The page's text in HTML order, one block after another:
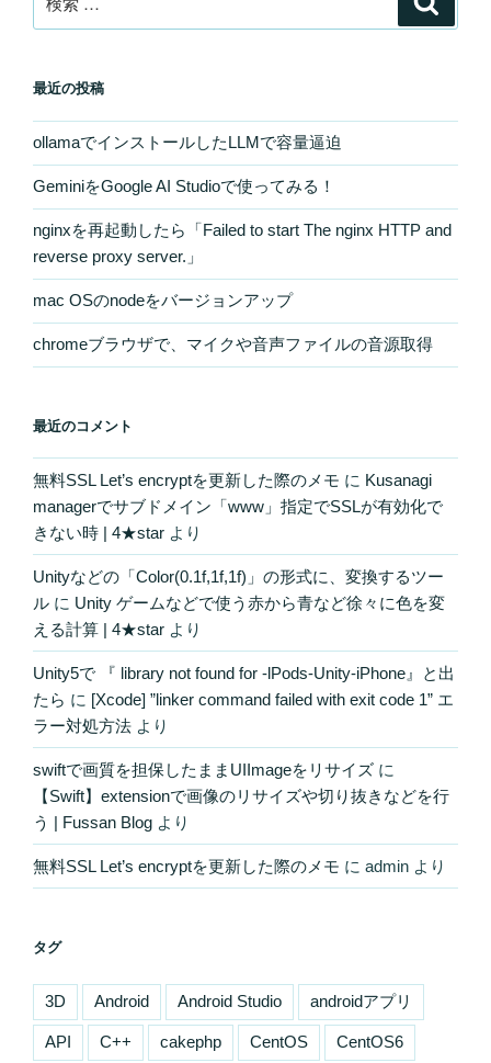
索:
最近の投稿
ollamaでインストールしたLLMで容量逼迫
GeminiをGoogle AI Studioで使ってみる！
nginxを再起動したら「Failed to start The nginx HTTP and
reverse proxy server.」
mac OSのnodeをバージョンアップ
chromeブラウザで、マイクや音声ファイルの音源取得
最近のコメント
無料SSL Let’s encryptを更新した際のメモ に Kusanagi
managerでサブドメイン「www」指定でSSLが有効化で
きない時 | 4★star より
Unityなどの「Color(0.1f,1f,1f)」の形式に、変換するツー
ル に Unity ゲームなどで使う赤から青など徐々に色を変
える計算 | 4★star より
Unity5で 『 library not found for -lPods-Unity-iPhone』と出
たら に [Xcode] ”linker command failed with exit code 1” エ
ラー対処方法 より
swiftで画質を担保したままUIImageをリサイズ に
【Swift】extensionで画像のリサイズや切り抜きなどを行
う | Fussan Blog より
無料SSL Let’s encryptを更新した際のメモ に admin より
タグ
3D Android Android Studio androidアプリ
API C++ cakephp CentOS CentOS6